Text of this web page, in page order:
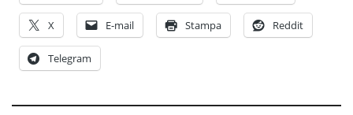
X E-mail Stampa Reddit
Telegram